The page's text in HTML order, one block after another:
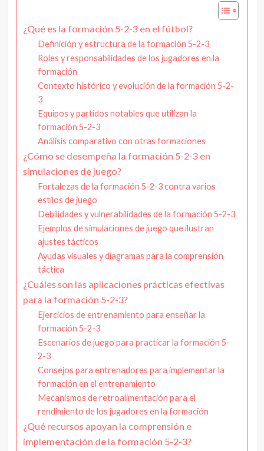
¿Qué es la formación 5-2-3 en el fútbol?
Definición y estructura de la formación 5-2-3
Roles y responsabilidades de los jugadores en la
formación
Contexto histórico y evolución de la formación 5-2-
3
Equipos y partidos notables que utilizan la
formación 5-2-3
Análisis comparativo con otras formaciones
¿Cómo se desempeña la formación 5-2-3 en
simulaciones de juego?
Fortalezas de la formación 5-2-3 contra varios
estilos de juego
Debilidades y vulnerabilidades de la formación 5-2-3
Ejemplos de simulaciones de juego que ilustran
ajustes tácticos
Ayudas visuales y diagramas para la comprensión
táctica
¿Cuáles son las aplicaciones prácticas efectivas
para la formación 5-2-3?
Ejercicios de entrenamiento para enseñar la
formación 5-2-3
Escenarios de juego para practicar la formación 5-
2-3
Consejos para entrenadores para implementar la
formación en el entrenamiento
Mecanismos de retroalimentación para el
rendimiento de los jugadores en la formación
¿Qué recursos apoyan la comprensión e
implementación de la formación 5-2-3?